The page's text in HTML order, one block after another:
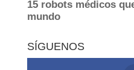
SÍGUENOS